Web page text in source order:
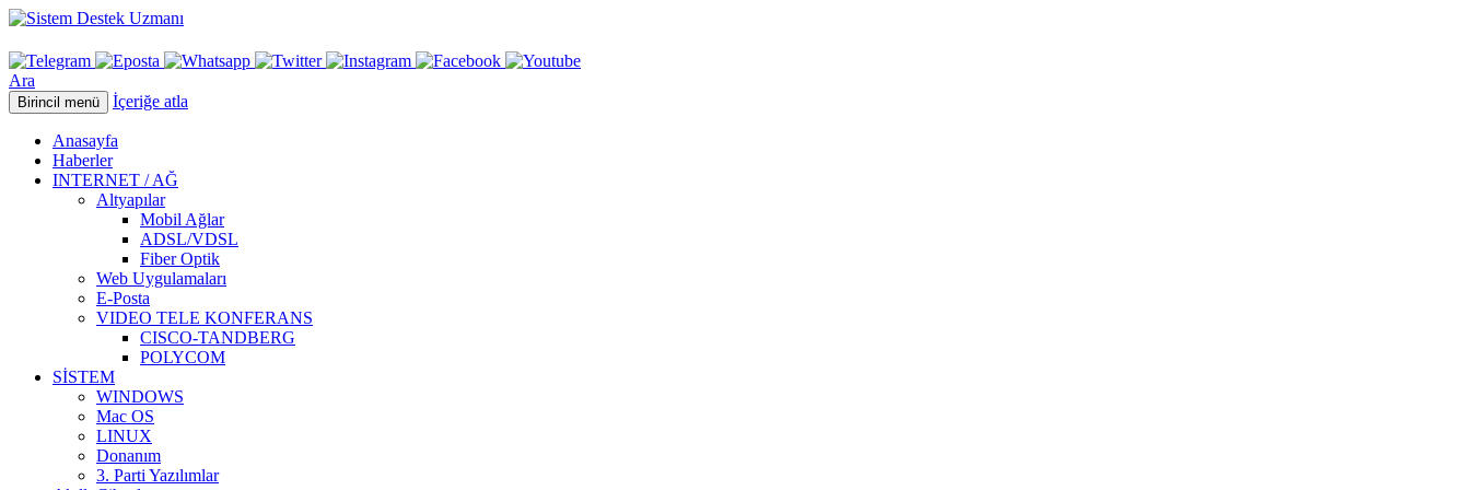
Ara
Birincil menü İçeriğe atla
Anasayfa
Haberler
INTERNET / AĞ
Altyapılar
Mobil Ağlar
ADSL/VDSL
Fiber Optik
Web Uygulamaları
E-Posta
VIDEO TELE KONFERANS
CISCO-TANDBERG
POLYCOM
SİSTEM
WINDOWS
Mac OS
LINUX
Donanım
3. Parti Yazılımlar